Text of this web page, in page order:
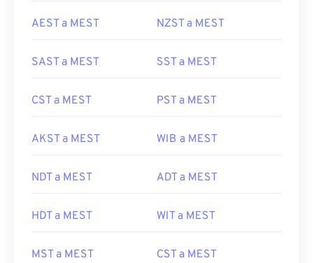
AEST a MEST NZST a MEST
SAST a MEST SST a MEST
CST a MEST PST a MEST
AKST a MEST WIB a MEST
NDT a MEST ADT a MEST
HDT a MEST WIT a MEST
MST a MEST CST a MEST